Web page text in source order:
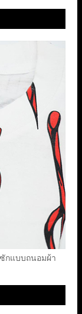
กแบบถนอมผ้า